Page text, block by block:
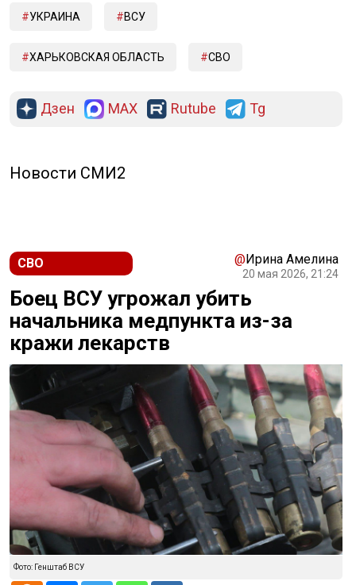
УКРАИНА ВСУ
ХАРЬКОВСКАЯ ОБЛАСТЬ СВО
Дзен MAX Rutube Tg
Новости СМИ2
СВО @Ирина Амелина
20 мая 2026, 21:24
Боец ВСУ угрожал убить
начальника медпункта из-за
кражи лекарств
Фото: Генштаб ВСУ